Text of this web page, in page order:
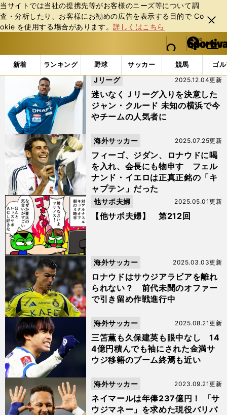
当サイトでは当社の提携先等がお客様のニーズ等について調
査・分析したり、お客様にお勧めの広告を表⽰する⽬的で Co
okie を使⽤する場合があります。詳しくはこちら
閉じ
る
web Sportiva (webスポルティーバ)
検索
マイペ
ー
ジ
メニュ
新着 ランキング 野球 サッカー 競馬 ゴ
b
ス
ィ
ー
バ
「#アル・ナスル」の最新ニュース・ 情報
迷いなくＪリーグ入りを決意した
ジャン・クルード 未知の横浜で今
やチームの人気者に
2025.12.04更新
Jリーグ
フィーゴ、ジダン、ロナウドに喝
を入れ、会長にも物申す フェル
ナンド・イエロは正真正銘の「キ
ャプテン」だった
2025.07.25更新
海外サッカー
【他サポ夫婦】 第212回
2025.05.01更新
他サポ夫婦
ロナウドはサウジアラビアを離れ
られない？ 前代未聞のオファー
で引き留め作戦進行中
2025.03.03更新
海外サッカー
三笘薫も久保建英も眼中なし 14
4億円積んでも袖にされた金満サ
ウジ移籍のブーム終焉も近い
2025.08.21更新
海外サッカー
ネイマールは年俸237億円！ 「サ
ウジマネー」を求めた現役バリバ
2023.09.21更新
海外サッカー